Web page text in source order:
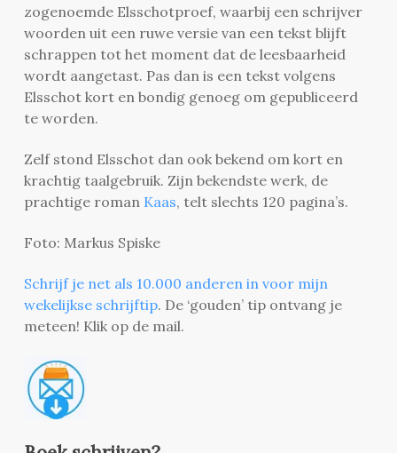
zogenoemde Elsschotproef, waarbij een schrijver
woorden uit een ruwe versie van een tekst blijft
schrappen tot het moment dat de leesbaarheid
wordt aangetast. Pas dan is een tekst volgens
Elsschot kort en bondig genoeg om gepubliceerd
te worden.
Zelf stond Elsschot dan ook bekend om kort en
krachtig taalgebruik. Zijn bekendste werk, de
prachtige roman Kaas, telt slechts 120 pagina’s.
Foto: Markus Spiske
Schrijf je net als 10.000 anderen in voor mijn
wekelijkse schrijftip. De ‘gouden’ tip ontvang je
meteen! Klik op de mail.